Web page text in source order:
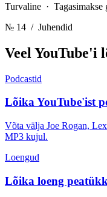
Turvaline · Tagasimakse
№ 14 / Juhendid
Veel YouTube'i
Podcastid
Lõika YouTube'ist
Võta välja Joe Rogan,
MP3 kujul.
Loengud
Lõika loeng